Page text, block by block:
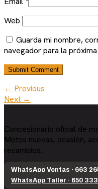
Web
Guarda mi nombre,
navegador para la
← Previous
Next →
Concesionario oficial de
Motos nuevas, ocasión,
recambios.
WhatsApp Ventas · 663
WhatsApp Taller · 650